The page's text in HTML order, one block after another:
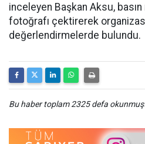
inceleyen Başkan Aksu, basın
fotoğrafı çektirerek
değerlendirmelerde bulundu.
Bu haber toplam 2325 defa